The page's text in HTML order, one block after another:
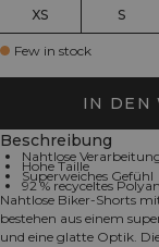
XS S
Few in stock
IN DEN
Beschreibung
Nahtlose
Hohe Taille
Superweiches Gefühl
92 % recyceltes
Nahtlose Biker-Shorts
bestehen aus einem
und eine glatte Optik.